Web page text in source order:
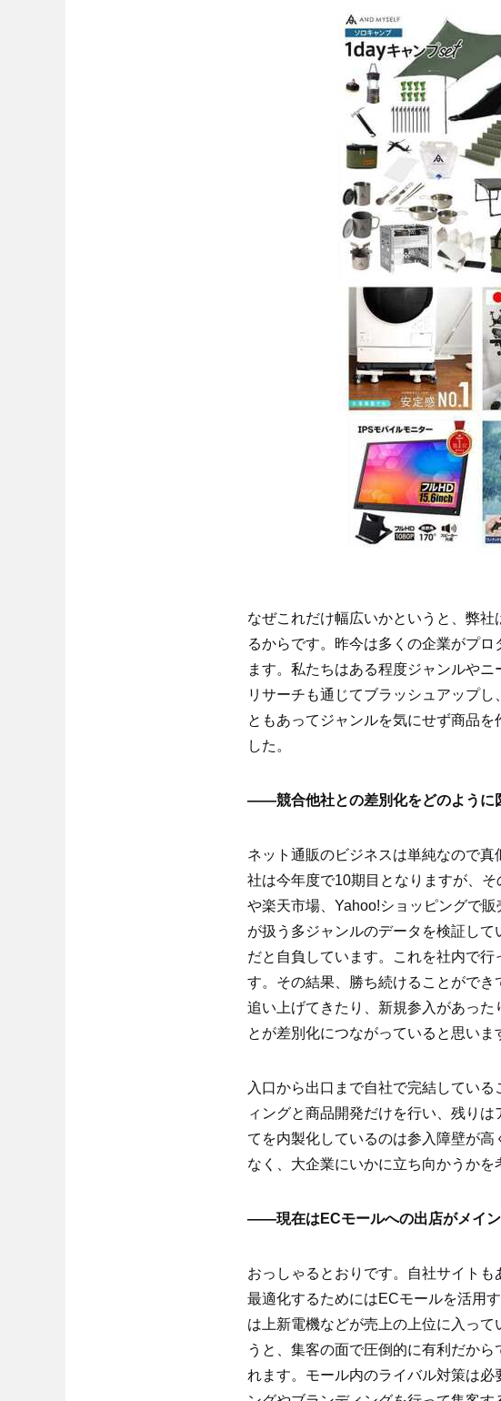
なぜこれだけ幅広いかというと、弊
るからです。昨今は多くの企業がプ
ます。私たちはある程度ジャンルや
リサーチも通じてブラッシュアップ
ともあってジャンルを気にせず商品
した。
――競合他社との差別化をどのように
ネット通販のビジネスは単純なので
社は今年度で10期目となりますが、
や楽天市場、Yahoo!ショッピングで
が扱う多ジャンルのデータを検証し
だと自負しています。これを社内で
す。その結果、勝ち続けることがで
追い上げてきたり、新規参入があっ
とが差別化につながっていると思いま
入口から出口まで自社で完結してい
ィングと商品開発だけを行い、残り
てを内製化しているのは参入障壁が
なく、大企業にいかに立ち向かうかを
――現在はECモールへの出店がメイン
おっしゃるとおりです。自社サイト
最適化するためにはECモールを活用
は上新電機などが売上の上位に入っ
うと、集客の面で圧倒的に有利だか
れます。モール内のライバル対策は